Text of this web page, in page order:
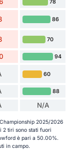
78
86
70
94
60
88
N/A
2025/2026
2 tiri sono stati fuori
è pari a 50.00%.
in campo.